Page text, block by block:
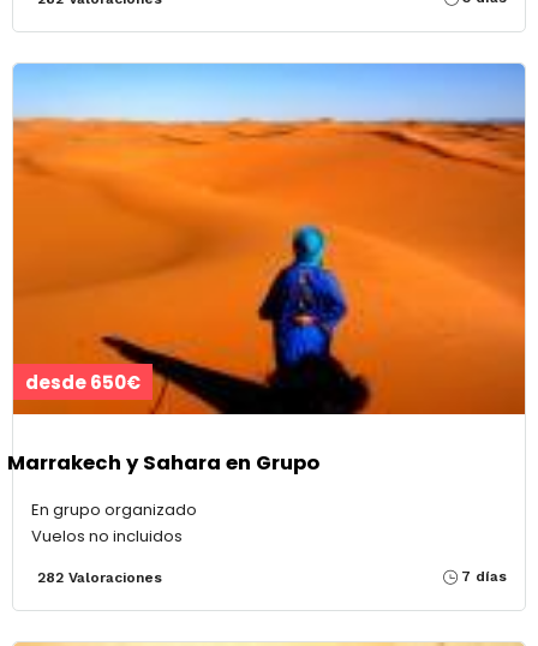
desde 650€
Marrakech y Sahara en Grupo
En grupo organizado
Vuelos no incluidos
282 Valoraciones 7 días